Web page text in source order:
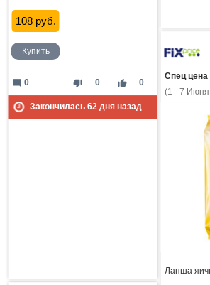
108 руб.
Купить
thumb_down 0 thumb_up 0
mode_comment 0
Закончилась 62дня назад
(1 - 7
Лапша